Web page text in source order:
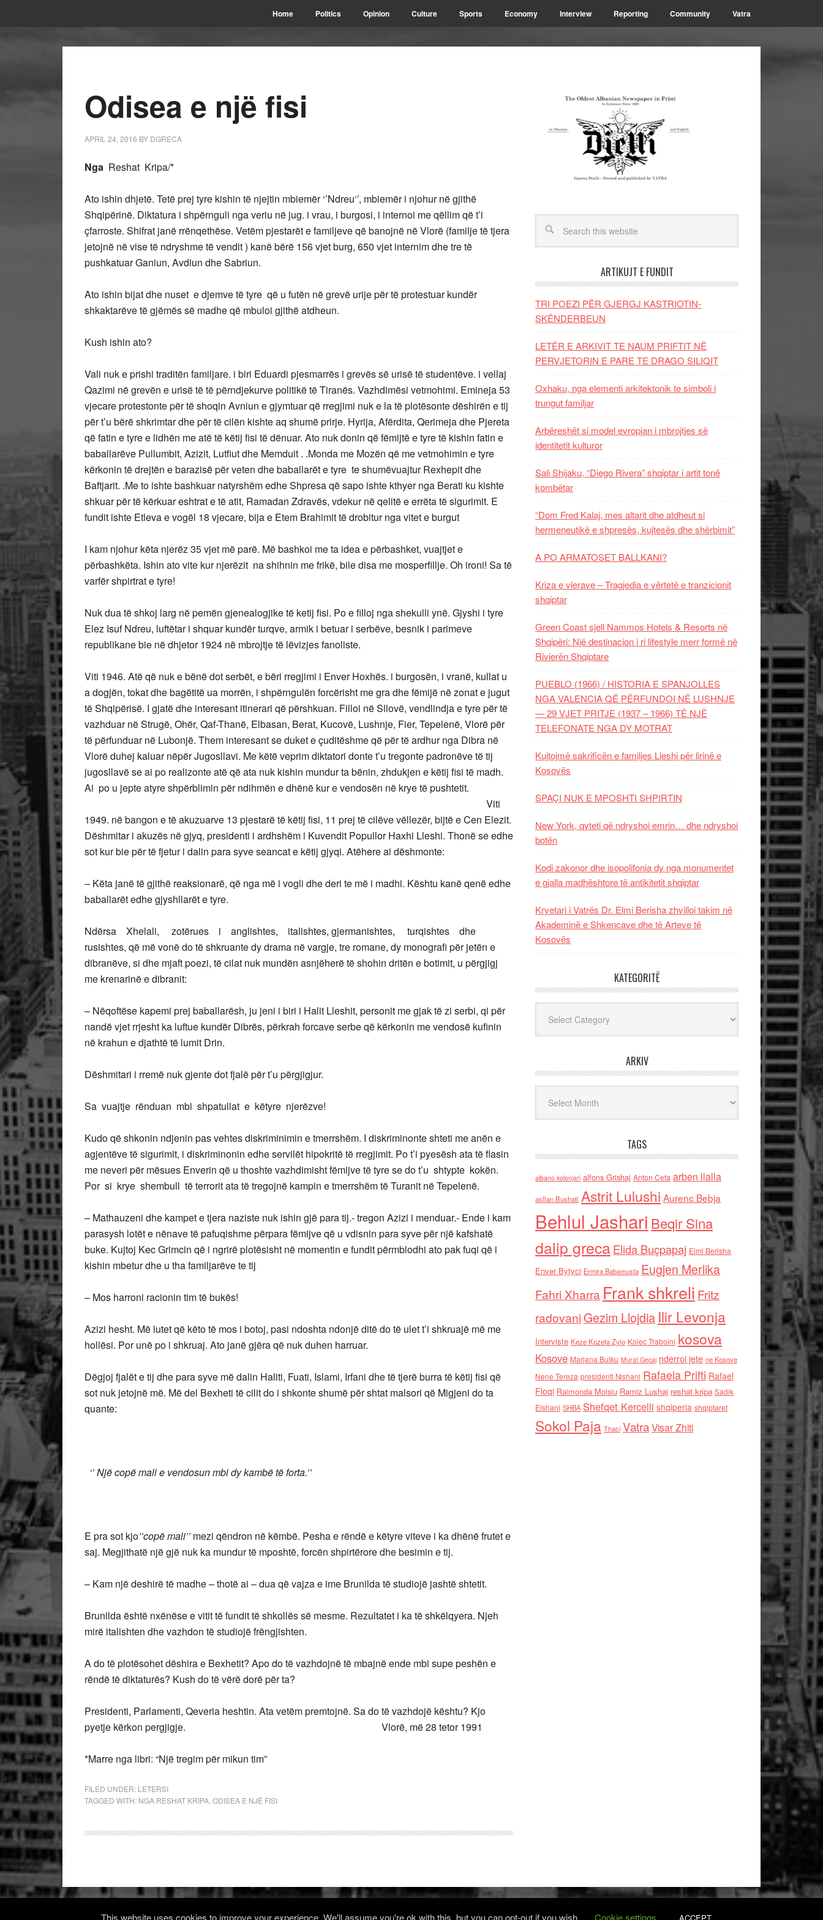
Home Politics Opinion Culture Sports Economy Interview Reporting Community Vatra
Odisea e një fisi
APRIL 24, 2016 BY DGRECA
Nga Reshat Kripa/*
Ato ishin dhjetë. Tetë prej tyre kishin të njejtin mbiemër ‘’Ndreu‘’, mbiemër i njohur në gjithë
Shqipërinë. Diktatura i shpërnguli nga veriu në jug. i vrau, i burgosi, i internoi me qëllim që t’i
çfarroste. Shifrat janë rrënqethëse. Vetëm pjestarët e familjeve që banojnë në Vlorë (familje të tjera
jetojnë në vise të ndryshme të vendit ) kanë bërë 156 vjet burg, 650 vjet internim dhe tre të
pushkatuar Ganiun, Avdiun dhe Sabriun.
Ato ishin bijat dhe nuset e djemve të tyre që u futën në grevë urije për të protestuar kundër
shkaktarëve të gjëmës së madhe që mbuloi gjithë atdheun.
Kush ishin ato?
Vali nuk e prishi traditën familjare. i biri Eduardi pjesmarrës i grevës së urisë të studentëve. i vellaj
Qazimi në grevën e urisë të të përndjekurve politikë të Tiranës. Vazhdimësi vetmohimi. Emineja 53
vjecare protestonte për të shoqin Avniun e gjymtuar që rregjimi nuk e la të plotësonte dëshirën e tij
për t’u bërë shkrimtar dhe për të cilën kishte aq shumë prirje. Hyrija, Afërdita, Qerimeja dhe Pjereta
që fatin e tyre e lidhën me atë të këtij fisi të dënuar. Ato nuk donin që fëmijtë e tyre të kishin fatin e
baballarëve Pullumbit, Azizit, Lutfiut dhe Memduit . .Monda me Mozën që me vetmohimin e tyre
kërkonin të drejtën e barazisë për veten dhe baballarët e tyre te shumëvuajtur Rexhepit dhe
Baftjarit. .Me to ishte bashkuar natyrshëm edhe Shpresa që sapo ishte kthyer nga Berati ku kishte
shkuar për të kërkuar eshtrat e të atit, Ramadan Zdravës, vdekur në qelitë e errëta të sigurimit. E
fundit ishte Etleva e vogël 18 vjecare, bija e Etem Brahimit të drobitur nga vitet e burgut
I kam njohur këta njerëz 35 vjet më parë. Më bashkoi me ta idea e përbashket, vuajtjet e
përbashkëta. Ishin ato vite kur njerëzit na shihnin me frikë, bile disa me mosperfillje. Oh ironi! Sa të
varfër shpirtrat e tyre!
Nuk dua të shkoj larg në pemën gjenealogjike të ketij fisi. Po e filloj nga shekulli ynë. Gjyshi i tyre
Elez Isuf Ndreu, luftëtar i shquar kundër turqve, armik i betuar i serbëve, besnik i parimeve
republikane bie në dhjetor 1924 në mbrojtje të lëvizjes fanoliste.
Viti 1946. Atë që nuk e bënë dot serbët, e bëri rregjimi i Enver Hoxhës. i burgosën, i vranë, kullat u
a dogjën, tokat dhe bagëtitë ua morrën, i shpërngulën forcërisht me gra dhe fëmijë në zonat e jugut
të Shqipërisë. I gjatë dhe interesant itinerari që përshkuan. Filloi në Sllovë, vendlindja e tyre për të
vazhduar në Strugë, Ohër, Qaf-Thanë, Elbasan, Berat, Kucovë, Lushnje, Fier, Tepelenë, Vlorë për
të përfunduar në Lubonjë. Them interesant se duket e çuditëshme që për të ardhur nga Dibra në
Vlorë duhej kaluar nëpër Jugosllavi. Me këtë veprim diktatori donte t’u tregonte padronëve të tij
jugosllavë se ai po realizonte atë që ata nuk kishin mundur ta bënin, zhdukjen e këtij fisi të madh.
Ai po u jepte atyre shpërblimin për ndihmën e dhënë kur e vendosën në krye të pushtetit.
Viti
1949. në bangon e të akuzuarve 13 pjestarë të këtij fisi, 11 prej të cilëve vëllezër, bijtë e Cen Elezit.
Dëshmitar i akuzës në gjyq, presidenti i ardhshëm i Kuvendit Popullor Haxhi Lleshi. Thonë se edhe
sot kur bie për të fjetur i dalin para syve seancat e këtij gjyqi. Atëhere ai dëshmonte:
– Këta janë të gjithë reaksionarë, që nga më i vogli dhe deri te më i madhi. Kështu kanë qenë edhe
baballarët edhe gjyshllarët e tyre.
Ndërsa Xhelali, zotërues i anglishtes, italishtes, gjermanishtes, turqishtes dhe
rusishtes, që më vonë do të shkruante dy drama në vargje, tre romane, dy monografi për jetën e
dibranëve, si dhe mjaft poezi, të cilat nuk mundën asnjëherë të shohin dritën e botimit, u përgjigj
me krenarinë e dibranit:
– Nëqoftëse kapemi prej baballarësh, ju jeni i biri i Halit Lleshit, personit me gjak të zi serbi, qi për
nandë vjet rrjesht ka luftue kundër Dibrës, përkrah forcave serbe që kërkonin me vendosë kufinin
në krahun e djathtë të lumit Drin.
Dëshmitari i rremë nuk gjente dot fjalë për t’u përgjigjur.
Sa vuajtje rënduan mbi shpatullat e këtyre njerëzve!
Kudo që shkonin ndjenin pas vehtes diskriminimin e tmerrshëm. I diskriminonte shteti me anën e
agjentëve të sigurimit, i diskriminonin edhe servilët hipokritë të rregjimit. Po t’i pyesësh ata të flasin
me neveri për mësues Enverin që u thoshte vazhdimisht fëmijve të tyre se do t’u shtypte kokën.
Por si krye shembull të terrorit ata të tregojnë kampin e tmerrshëm të Turanit në Tepelenë.
– Mathauzeni dhe kampet e tjera naziste nuk ishin gjë para tij.- tregon Azizi i menduar.- Ende i kam
parasysh lotët e nënave të pafuqishme përpara fëmijve që u vdisnin para syve për një kafshatë
buke. Kujtoj Kec Grimcin që i ngrirë plotësisht në momentin e fundit përmblodhi ato pak fuqi që i
kishin mbetur dhe u tha familjarëve te tij
– Mos harroni racionin tim të bukës!
Azizi hesht. Më lutet që këto të mos i botoj, pasi ndoshta ndonjë ditë do të ulet t’i shkruajë më me
hollësi. Por unë po i shkruaj. Ato janë gjëra që nuk duhen harruar.
Dëgjoj fjalët e tij dhe para syve më dalin Haliti, Fuati, Islami, Irfani dhe të tjerë burra të këtij fisi që
sot nuk jetojnë më. Më del Bexheti të cilit do i shkonte shumë për shtat malsori që Migjeni do ta
quante:
‘’ Një copë mali e vendosun mbi dy kambë të forta.’’
E pra sot kjo’’copë mali’’ mezi qëndron në këmbë. Pesha e rëndë e këtyre viteve i ka dhënë frutet e
saj. Megjithatë një gjë nuk ka mundur të mposhtë, forcën shpirtërore dhe besimin e tij.
– Kam një deshirë të madhe – thotë ai – dua që vajza e ime Brunilda të studiojë jashtë shtetit.
Brunilda është nxënëse e vitit të fundit të shkollës së mesme. Rezultatet i ka të shkëlqyera. Njeh
mirë italishten dhe vazhdon të studiojë frëngjishten.
A do të plotësohet dëshira e Bexhetit? Apo do të vazhdojnë të mbajnë ende mbi supe peshën e
rëndë të diktaturës? Kush do të vërë dorë për ta?
Presidenti, Parlamenti, Qeveria heshtin. Ata vetëm premtojnë. Sa do të vazhdojë kështu? Kjo
pyetje kërkon pergjigje. Vlorë, më 28 tetor 1991
*Marre nga libri: “Një tregim për mikun tim”
FILED UNDER: LETERSI
TAGGED WITH: NGA RESHAT KRIPA ODISEA E NJË FISI
ARTIKUJT E FUNDIT
TRI POEZI PËR GJERGJ KASTRIOTIN-
SKËNDERBEUN
LETËR E ARKIVIT TE NAUM PRIFTIT NË
PERVJETORIN E PARE TE DRAGO SILIQIT
Oxhaku, nga elementi arkitektonik te simboli i
trungut familjar
Arbëreshët si model evropian i mbrojtjes së
identitetit kulturor
Sali Shijaku, “Diego Rivera” shqiptar i artit tonë
kombëtar
“Dom Fred Kalaj, mes altarit dhe atdheut si
hermeneutikë e shpresës, kujtesës dhe shërbimit”
A PO ARMATOSET BALLKANI?
Kriza e vlerave – Tragjedia e vërtetë e tranzicionit
shqiptar
Green Coast sjell Nammos Hotels & Resorts në
Shqipëri: Një destinacion i ri lifestyle merr formë në
Rivierën Shqiptare
PUEBLO (1966) / HISTORIA E SPANJOLLES
NGA VALENCIA QË PËRFUNDOI NË LUSHNJE
— 29 VJET PRITJE (1937 – 1966) TË NJË
TELEFONATE NGA DY MOTRAT
Kujtojmë sakrificën e familjes Lleshi për lirinë e
Kosovës
SPAÇI NUK E MPOSHTI SHPIRTIN
New York, qyteti që ndryshoi emrin… dhe ndryshoi
botën
Kodi zakonor dhe isopolifonia dy nga monumentet
e gjalla madhështore të antikitetit shqiptar
Kryetari i Vatrës Dr. Elmi Berisha zhvilloi takim në
Akademinë e Shkencave dhe të Arteve të
Kosovës
KATEGORITË
ARKIV
TAGS
albano kolonjari alfons Grishaj Anton Cefa arben llalla
asllan Bushati Astrit Lulushi Aurenc Bebja
Behlul Jashari Beqir Sina
dalip grecaElida Buçpapaj Elmi Berisha
Enver Bytyci Ermira Babamusta Eugjen Merlika
Fahri Xharra Frank shkreli Fritz
radovaniGezim Llojdia Ilir Levonja
Interviste Keze Kozeta Zylo Kolec Traboini kosova
Kosove Marjana Bulku Murat Gecaj nderroi jete ne Kosove
Nene Tereza presidenti Nishani Rafaela Prifti Rafael
Floqi Raimonda Moisiu Ramiz Lushaj reshat kripa Sadik
Elshani SHBA Shefqet Kercelli shqiperia shqiptaret
Sokol Paja Thaci VatraVisar Zhiti
This website uses cookies to improve your experience. We'll assume you're ok with this, but you can opt-out if you wish. Cookie settings